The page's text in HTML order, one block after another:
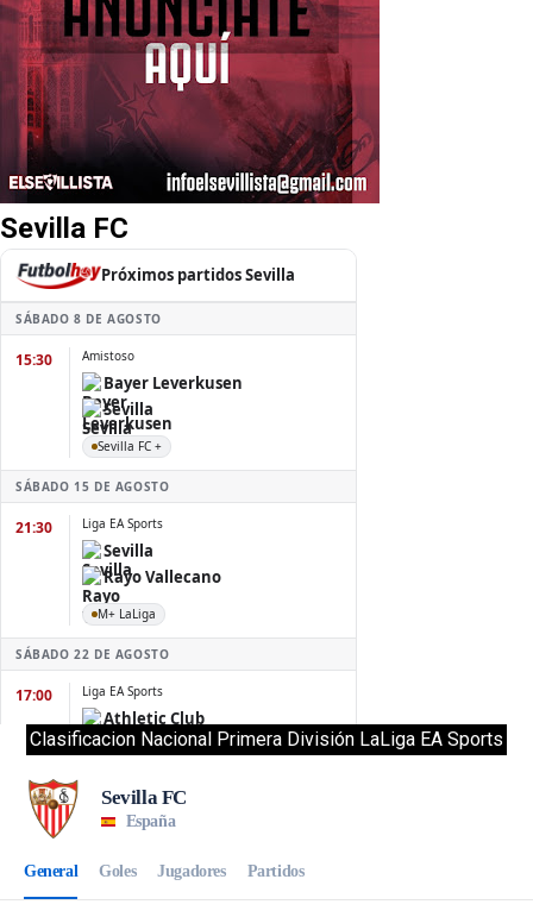
Sevilla FC
Clasificacion Nacional Primera División LaLiga EA Sports